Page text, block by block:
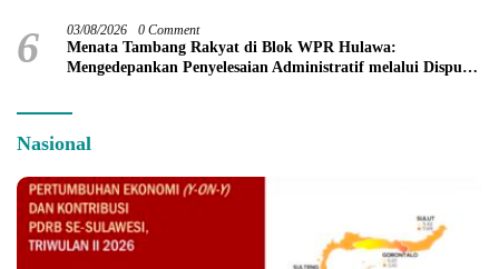
6 03/08/2026 0 Comment
Menata Tambang Rakyat di Blok WPR Hulawa:
Mengedepankan Penyelesaian Administratif melalui Dispute
Nasional